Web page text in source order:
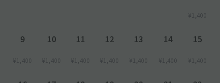
¥1,400
9
¥1,400
10
¥1,400
11
¥1,400
12
¥1,400
13
¥1,400
14
¥1,400
15
¥1,400